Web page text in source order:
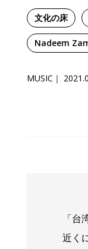
文化の床
Nadeem
MUSIC
「
近く